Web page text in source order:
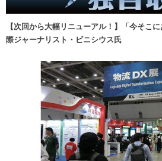
【次回から大幅リニューアル！】「今そこ
際ジャーナリスト・ビニシウス氏